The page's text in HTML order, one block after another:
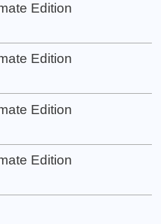
Edition
Edition
Edition
Edition